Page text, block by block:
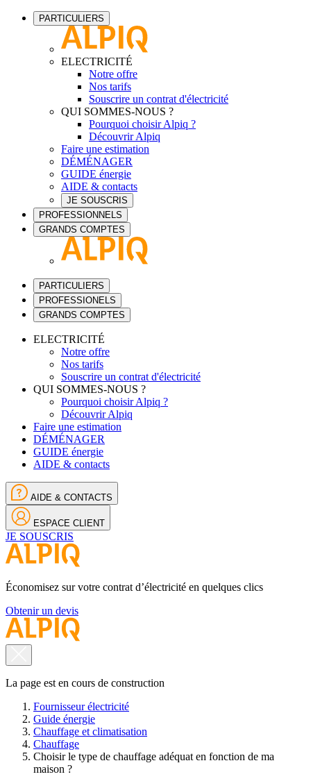
PARTICULIERS
ELECTRICITÉ
Notre offre
Nos tarifs
Souscrire un contrat d'électricité
QUI SOMMES-NOUS ?
Pourquoi choisir Alpiq ?
Découvrir Alpiq
Faire une estimation
DÉMÉNAGER
GUIDE énergie
AIDE & contacts
JE SOUSCRIS
PROFESSIONNELS
GRANDS COMPTES
PARTICULIERS
PROFESSIONELS
GRANDS COMPTES
ELECTRICITÉ
Notre offre
Nos tarifs
Souscrire un contrat d'électricité
QUI SOMMES-NOUS ?
Pourquoi choisir Alpiq ?
Découvrir Alpiq
Faire une estimation
DÉMÉNAGER
GUIDE énergie
AIDE & contacts
AIDE & CONTACTS
ESPACE CLIENT
JE SOUSCRIS
Économisez sur votre contrat d’électricité en quelques clics
Obtenir un devis
La page est en cours de construction
Fournisseur électricité
Guide énergie
Chauffage et climatisation
Chauffage
Choisir le type de chauffage adéquat en fonction de ma
maison ?